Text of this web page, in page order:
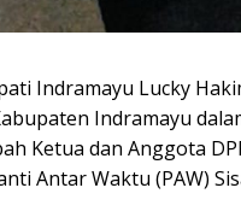
Indramayu Lucky
Indramayu
Ketua dan Anggota
Antar Waktu (PAW)